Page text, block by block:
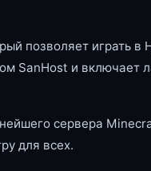
позволяет играть в
SanHost и включает
сервера
для всех.